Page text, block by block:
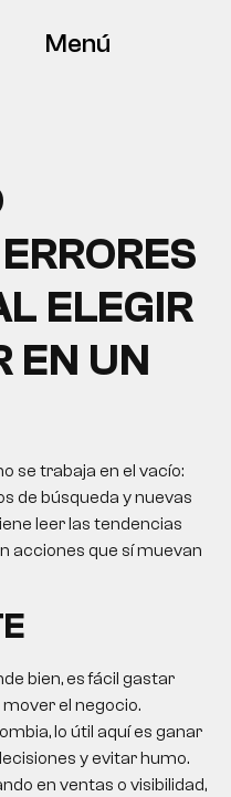
Menú
ELEGIR
EN UN
se trabaja en el vacío:
de búsqueda y nuevas
leer las tendencias
acciones que sí muevan
bien, es fácil gastar
el negocio.
lo útil aquí es ganar
y evitar humo.
en ventas o visibilidad,